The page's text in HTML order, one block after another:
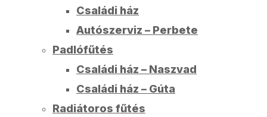
Családi ház
Autószerviz – Perbete
Padlófűtés
Családi ház – Naszvad
Családi ház – Gúta
Radiátoros fűtés